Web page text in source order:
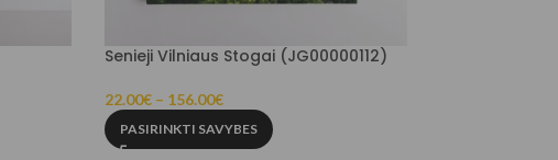
Senieji Vilniaus Stogai (JG00000112)
22.00€ – 156.00€
PASIRINKTI SAVYBES